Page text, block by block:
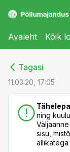
Avaleht Kõik
Tagasi
11.03.20, 17:05
ning
sisu,
allikatega